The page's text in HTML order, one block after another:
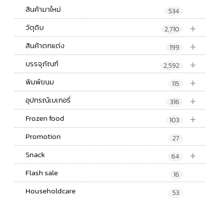
สินค้ามาใหม่ 534
+
วัตุดิบ 2,710
+
สินค้าตกแต่ง 199
+
บรรจุภัณฑ์ 2,592
+
พิมพ์ขนม 115
+
อุปกรณ์เบเกอรี่ 316
+
Frozen food 103
Promotion 27
+
Snack 64
Flash sale 16
Householdcare 53